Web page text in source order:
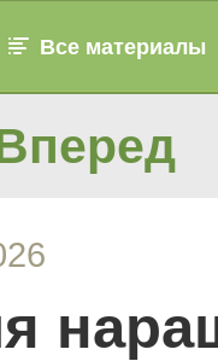
Все материалы